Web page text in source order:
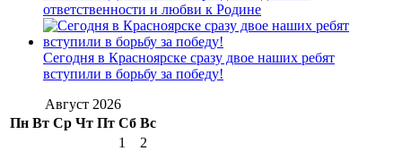
ответственности и любви к Родине
Сегодня в Красноярске сразу двое наших ребят
вступили в борьбу за победу!
Август 2026
Пн Вт Ср Чт Пт Сб Вс
1
2